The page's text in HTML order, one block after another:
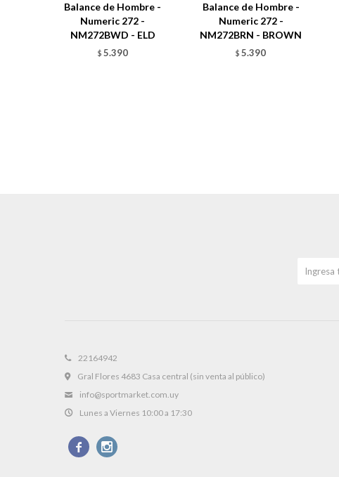
Balance de Hombre -
Numeric 272 -
NM272BWD - ELD
$ 5.390
Balance de Hombre -
Numeric 272 -
NM272BRN - BROWN
$ 5.390
22164942
Gral Flores 4683 Casa central (sin venta al público)
info@sportmarket.com.uy
Lunes a Viernes 10:00 a 17:30
 